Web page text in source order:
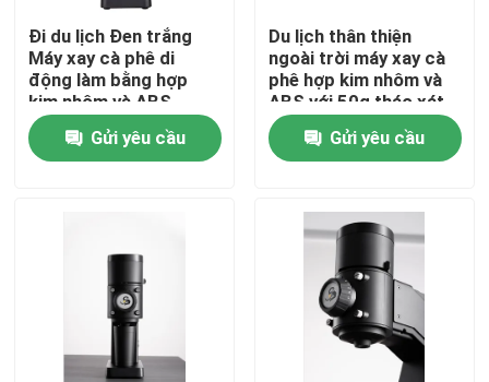
Tham quan nhà máy
Kiểm soát chất lượng
Liên hệ chúng tôi
Máy xay hạt cà phê
Máy xay cà phê Burr
Đi du lịch Đen trắng
Máy xay cà phê di
động làm bằng hợp
kim nhôm và ABS
Gửi yêu cầu
Du lịch thân thiện
ngoài trời máy xay cà
phê hợp kim nhôm và
ABS với 50g tháo xát
Gửi yêu cầu